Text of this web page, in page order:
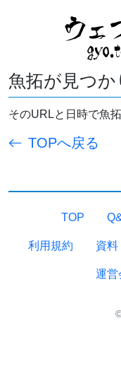
魚拓が見つか
そのURLと日時で魚
TOPへ戻る
TOP
利用規約 資料
運営